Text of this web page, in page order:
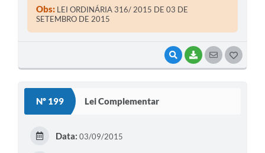
VISUALIZAR
BAIXARSEGUIR
exercício , faz saber que a Câmara Municipal aprovou e ele
sanciona e promulga a seguinte Lei :
Obs: LEI ORDINÁRIA 316/ 2015 DE 03 DE
SETEMBRO DE 2015
Nº 199 Lei Complementar
Data: 03/09/2015